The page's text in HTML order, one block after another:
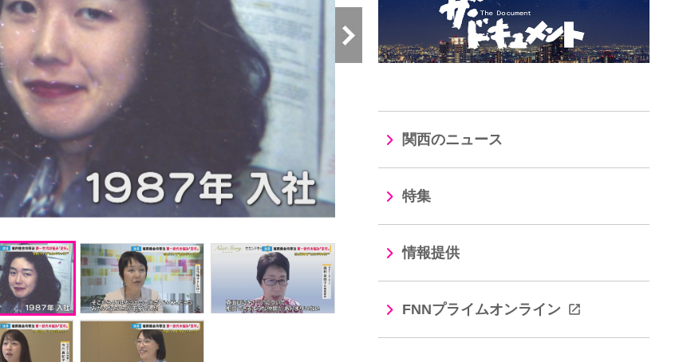
関西のニュース
特集
情報提供
FNNプライムオンライン